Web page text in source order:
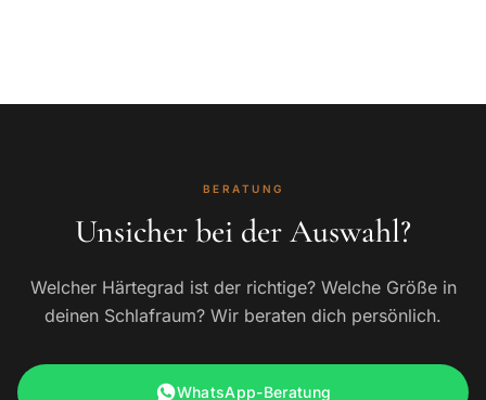
BERATUNG
Unsicher bei der Auswahl?
Welcher Härtegrad ist der richtige? Welche Größe in
deinen Schlafraum? Wir beraten dich persönlich.
WhatsApp-Beratung